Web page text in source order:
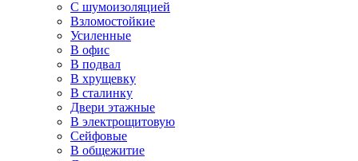
С шумоизоляцией
Взломостойкие
Усиленные
В офис
В подвал
В хрущевку
В сталинку
Двери этажные
В электрощитовую
Сейфовые
В общежитие